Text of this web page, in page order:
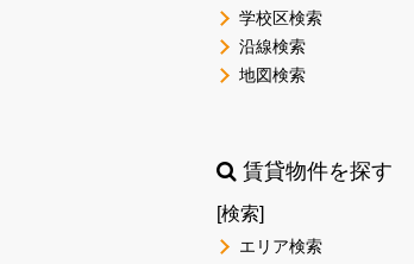
学校区検索
沿線検索
地図検索
賃貸物件を探す
[検索]
エリア検索